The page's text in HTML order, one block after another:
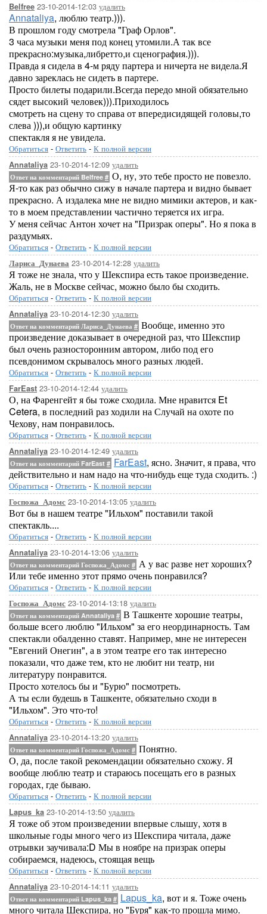
Belfree 23-10-2014-12:03 удалить
Annataliya, люблю театр.))).
В прошлом году смотрела "Граф Орлов".
3 часа музыки меня под конец утомили.А так все
прекрасно:музыка,либретто,и сценография.))).
Правда я сидела в 4-м ряду партера и ничерта не видела.Я
давно зареклась не сидеть в партере.
Просто билеты подарили.Всегда передо мной обязательно
сядет высокий человек))).Приходилось
смотреть на сцену то справа от впередисидящей головы,то
слева ))),и общую картинку
спектакля я не увидела.
Обратиться - Ответить - К полной версии
Annataliya 23-10-2014-12:09 удалить
Ответ на комментарий Belfree # О, ну, это тебе просто не повезло.
Я-то как раз обычно сижу в начале партера и видно бывает
прекрасно. А издалека мне не видно мимики актеров, и как-
то в моем представлении частично теряется их игра.
У меня сейчас Антон хочет на "Призрак оперы". Но я пока в
раздумьях.
Обратиться - Ответить - К полной версии
Лариса_Дунаева 23-10-2014-12:28 удалить
Я тоже не знала, что у Шекспира есть такое произведение.
Жаль, не в Москве сейчас, можно было бы сходить.
Обратиться - Ответить - К полной версии
Annataliya 23-10-2014-12:30 удалить
Ответ на комментарий Лариса_Дунаева # Вообще, именно это
произведение доказывает в очередной раз, что Шекспир
был очень разносторонним автором, либо под его
псевдонимом скрывалось много разных людей.
Обратиться - Ответить - К полной версии
FarEast 23-10-2014-12:44 удалить
О, на Фаренгейт я бы тоже сходила. Мне нравится Et
Cetera, в последний раз ходили на Случай на охоте по
Чехову, нам понравилось.
Обратиться - Ответить - К полной версии
Annataliya 23-10-2014-12:49 удалить
Ответ на комментарий FarEast # FarEast, ясно. Значит, я права, что
действительно и нам надо на что-нибудь еще туда сходить. :)
Обратиться - Ответить - К полной версии
Госпожа_Адомс 23-10-2014-13:05 удалить
Вот бы в нашем театре "Ильхом" поставили такой
спектакль....
Обратиться - Ответить - К полной версии
Annataliya 23-10-2014-13:06 удалить
Ответ на комментарий Госпожа_Адомс # А у вас разве нет хороших?
Или тебе именно этот прямо очень понравился?
Обратиться - Ответить - К полной версии
Госпожа_Адомс 23-10-2014-13:18 удалить
Ответ на комментарий Annataliya # В Ташкенте хорошие театры,
больше всего люблю "Ильхом" за его неординарность. Там
спектакли обалденно ставят. Например, мне не интересен
"Евгений Онегин", а в этом театре его так интересно
показали, что даже тем, кто не любит ни театр, ни
литературу понравится.
Просто хотелось бы и "Бурю" посмотреть.
А ты если будешь в Ташкенте, обязательно сходи в
"Ильхом". Это что-то!
Обратиться - Ответить - К полной версии
Annataliya 23-10-2014-13:20 удалить
Ответ на комментарий Госпожа_Адомс # Понятно.
О, да, после такой рекомендации обязательно схожу. Я
вообще люблю театр и стараюсь посещать его в разных
городах, где бываю.
Обратиться - Ответить - К полной версии
Lapus_ka 23-10-2014-13:50 удалить
Я тоже об этом произведении впервые слышу, хотя в
школьные годы много чего из Шекспира читала, даже
отрывки заучивала:D Мы в ноябре на призрак оперы
собираемся, надеюсь, стоящая вещь
Обратиться - Ответить - К полной версии
Annataliya 23-10-2014-14:11 удалить
Ответ на комментарий Lapus_ka # Lapus_ka, вот и я. Тоже очень
много читала Шекспира, но "Буря" как-то прошла мимо.